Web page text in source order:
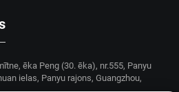
ēka Peng (30. ēka), nr.555, Panyu
ielas, Panyu rajons, Guangzhou,